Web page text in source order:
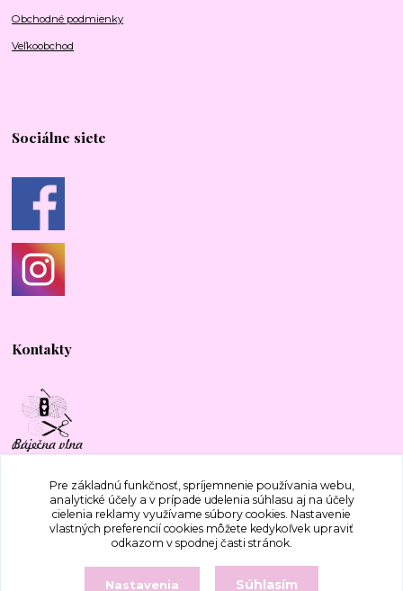
Obchodné podmienky
Veľkoobchod
Sociálne siete
Kontakty
+421 917 577 388
bajecnavlna@gmail.com
Pre základnú funkčnosť, spríjemnenie používania webu,
analytické účely a v prípade udelenia súhlasu aj na účely
cielenia reklamy využívame súbory cookies. Nastavenie
vlastných preferencií cookies môžete kedykoľvek upraviť
odkazom v spodnej časti stránok.
Nastavenia Súhlasím